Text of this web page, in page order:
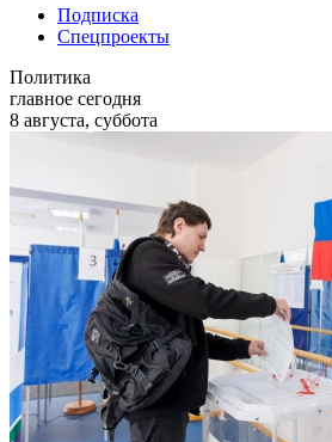
Подписка
Спецпроекты
Политика
главное сегодня
8 августа, суббота